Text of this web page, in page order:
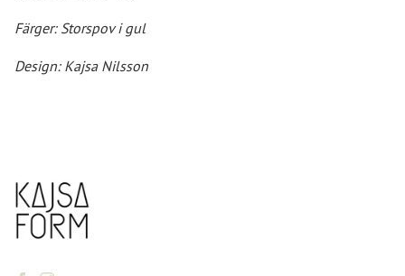
Färger: Storspov i gul
Design: Kajsa Nilsson